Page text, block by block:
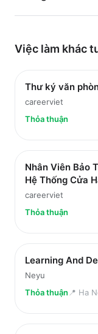
Việc làm khác
Thư ký văn
careerviet
Thỏa thuận
Nhân Viên Bảo
Hệ Thống Cửa
careerviet
Thỏa thuận
Learning And
Neyu
Thỏa thuận 📍 Ha